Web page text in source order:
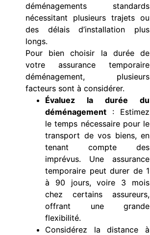
déménagements standards
nécessitant plusieurs trajets ou
des délais d’installation plus
longs.
Pour bien choisir la durée de
votre assurance temporaire
déménagement, plusieurs
facteurs sont à considérer.
Évaluez la durée du
déménagement : Estimez
le temps nécessaire pour le
transport de vos biens, en
tenant compte des
imprévus. Une assurance
temporaire peut durer de 1
à 90 jours, voire 3 mois
chez certains assureurs,
offrant une grande
flexibilité.
Considérez la distance à